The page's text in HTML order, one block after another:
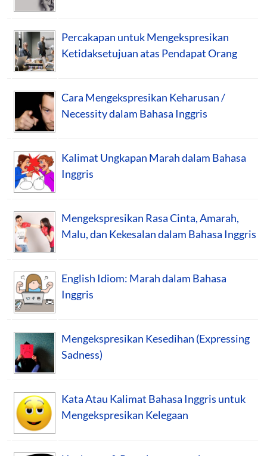
Percakapan untuk Mengekspresikan
Ketidaksetujuan atas Pendapat Orang
Cara Mengekspresikan Keharusan /
Necessity dalam Bahasa Inggris
Kalimat Ungkapan Marah dalam Bahasa
Inggris
Mengekspresikan Rasa Cinta, Amarah,
Malu, dan Kekesalan dalam Bahasa Inggris
English Idiom: Marah dalam Bahasa
Inggris
Mengekspresikan Kesedihan (Expressing
Sadness)
Kata Atau Kalimat Bahasa Inggris untuk
Mengekspresikan Kelegaan